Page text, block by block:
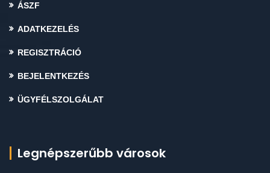
ÁSZF
ADATKEZELÉS
REGISZTRÁCIÓ
BEJELENTKEZÉS
ÜGYFÉLSZOLGÁLAT
Legnépszerűbb városok